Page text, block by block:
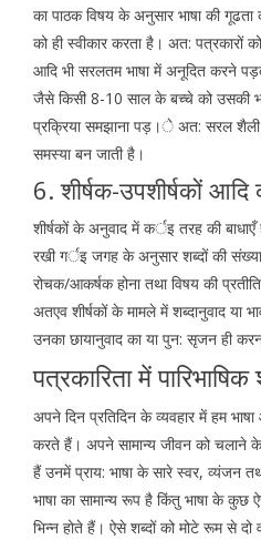
का पाठक विषय के अनुसार भाषा की
को ही स्वीकार करता है। अत: पत्रकारों
आदि भी सरलतम भाषा में अनूदित करने
जैसे किसी 8-10 साल के बच्चे को उसकी
प्रक्रिया समझाना पड़।े अत: सरल
समस्या बन जाती है।
6. शीर्षक-उपशीर्षकों
शीर्षकों के अनुवाद में कर्इ तरह की
रखी गर्इ जगह के अनुसार शब्दों की
रोचक/आकर्षक होना तथा विषय की
अतएव शीर्षकों के मामले में शब्दानुवाद या
उनका छायानुवाद का या पुन: सृजन ही
पत्रकारिता में पारिभाषिक
अपने दिन प्रतिदिन के व्यवहार में हम
करते हैं। अपने सामान्य जीवन को चलाने
हैं उनमें प्राय: भाषा के सारे स्वर, व्यंजन
भाषा का सामान्य रूप है किंतु भाषा के कुछ
भिन्न होते हैं। ऐसे शब्दों को मोटे रूम से दो